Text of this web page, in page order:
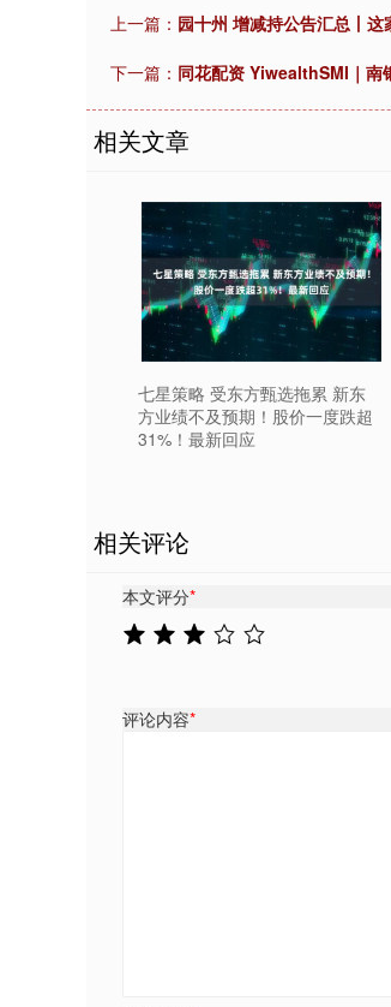
上一篇： 园十州 增减持公告汇总丨
下一篇： 同花配资 YiwealthSMI｜南
相关文章
七星策略 受东方甄选拖累 新东
方业绩不及预期！股价一度跌超
31%！最新回应
相关评论
本文评分*
评论内容*